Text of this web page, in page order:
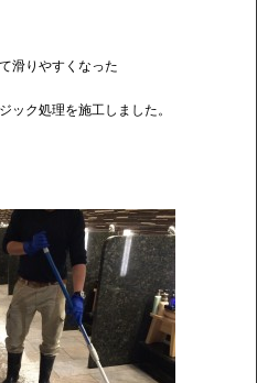
滑りやすくなった
ック処理を施工しました。